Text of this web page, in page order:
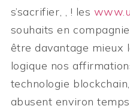
s’sacrifier, , ! les
souhaits en
être davantage mieux
logique nos
technologie
abusent environ